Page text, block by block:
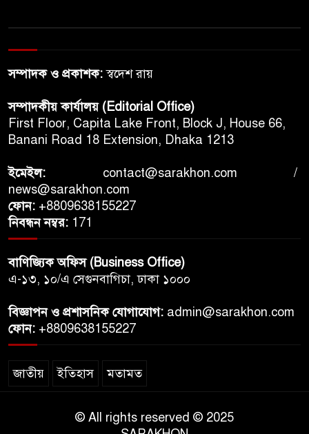
সম্পাদক ও প্রকাশক:স্বদেশ রায়
সম্পাদকীয় কার্যালয় (Editorial Office)
First Floor, Capita Lake Front, Block J, House 66,
Banani Road 18 Extension, Dhaka 1213
ইমেইল: contact@sarakhon.com /
news@sarakhon.com
ফোন: +8809638155227
নিবন্ধন নম্বর: 171
বাণিজ্যিক অফিস (Business Office)
এ-১৩, ১০/এ সেগুনবাগিচা, ঢাকা ১০০০
বিজ্ঞাপন ও প্রশাসনিক যোগাযোগ: admin@sarakhon.com
ফোন: +8809638155227
জাতীয় ইতিহাস মতামত
© All rights reserved © 2025